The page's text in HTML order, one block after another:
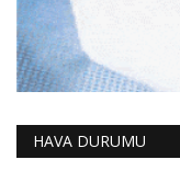
HAVA DURUMU